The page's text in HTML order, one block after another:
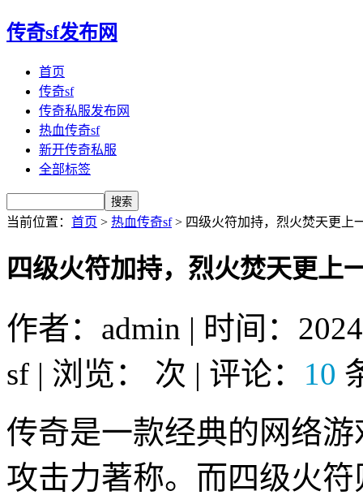
传奇sf发布网
首页
传奇sf
传奇私服发布网
热血传奇sf
新开传奇私服
全部标签
当前位置： 首页 > 热血传奇sf> 四级火符加持，烈火焚天更上
四级火符加持，烈火焚天更上
作者：admin | 时间：
sf | 浏览：
次 | 评论： 10
传奇是一款经典的网络
攻击力著称。而四级火